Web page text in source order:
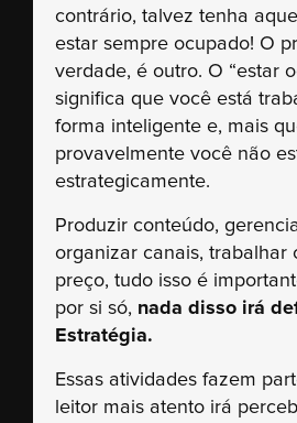
contrário, talvez tenha
estar sempre ocupado! O
verdade, é outro. O “estar
significa que você está
forma inteligente e, mais
provavelmente você não
estrategicamente.
Produzir conteúdo,
organizar canais, trabalhar
preço, tudo isso é
por si só, nada disso irá
Estratégia.
Essas atividades fazem
leitor mais atento irá